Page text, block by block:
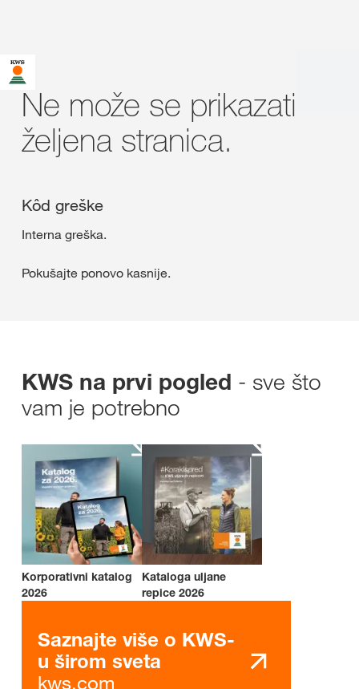
Ne može se prikazati
željena stranica.
Kôd greške
Interna greška.
Pokušajte ponovo kasnije.
KWS na prvi pogled - sve što
vam je potrebno
Korporativni katalog
2026
Kataloga uljane
repice 2026
Saznajte više o KWS-
u širom sveta
kws.com